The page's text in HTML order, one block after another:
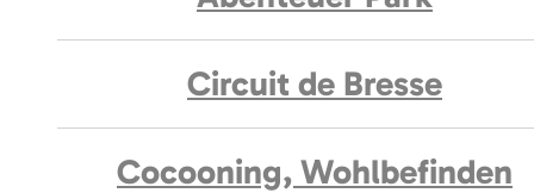
Circuit de Bresse
Cocooning, Wohlbefinden